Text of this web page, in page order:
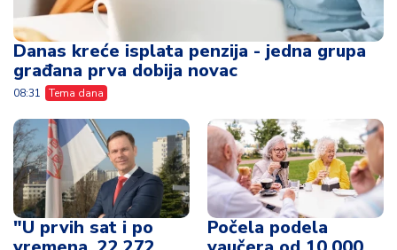
Danas kreće isplata penzija - jedna grupa
građana prva dobija novac
08:31 Tema dana
"U prvih sat i po
Počela podela